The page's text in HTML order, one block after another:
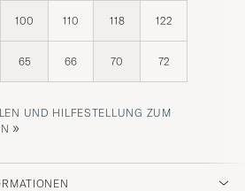
100 110 118 122
65 66 70 72
UND HILFESTELLUNG ZUM R
»